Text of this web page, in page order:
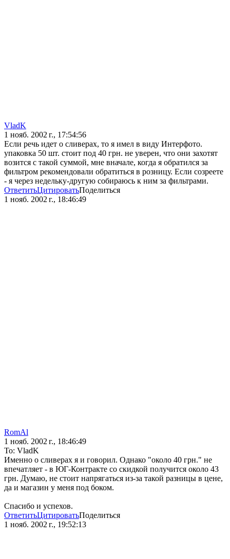
VladK
1 нояб. 2002 г., 17:54:56
Если речь идет о сливерах, то я имел в виду Интерфото.
упаковка 50 шт. стоит под 40 грн. не уверен, что они захотят
возится с такой суммой, мне вначале, когда я обратился за
фильтром рекомендовали обратиться в розницу. Если созреете
- я через недельку-другую собираюсь к ним за фильтрами.
ОтветитьЦитироватьПоделиться
1 нояб. 2002 г., 18:46:49
RomAl
1 нояб. 2002 г., 18:46:49
То: VladK
Именно о сливерах я и говорил. Однако "около 40 грн." не
впечатляет - в ЮГ-Контракте со скидкой получится около 43
грн. Думаю, не стоит напрягаться из-за такой разницы в цене,
да и магазин у меня под боком.
Спасибо и успехов.
ОтветитьЦитироватьПоделиться
1 нояб. 2002 г., 19:52:13